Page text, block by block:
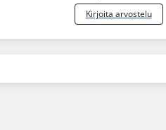
Kirjoita arvostelu